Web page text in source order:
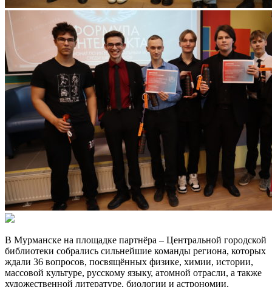
В Мурманске на площадке партнёра – Центральной городской
библиотеки собрались сильнейшие команды региона, которых
ждали 36 вопросов, посвящённых физике, химии, истории,
массовой культуре, русскому языку, атомной отрасли, а также
художественной литературе, биологии и астрономии.